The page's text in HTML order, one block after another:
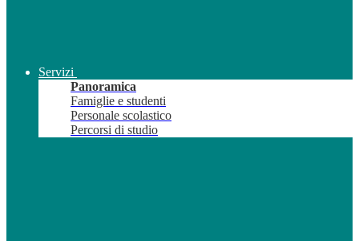
Servizi
Panoramica
Famiglie e studenti
Personale scolastico
Percorsi di studio